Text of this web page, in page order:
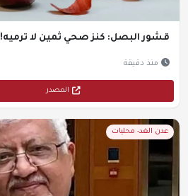
قشور البصل: كنز صحي ثمين لا ترميه!
منذ دقيقة
المصدر
عدن الغد- محليات